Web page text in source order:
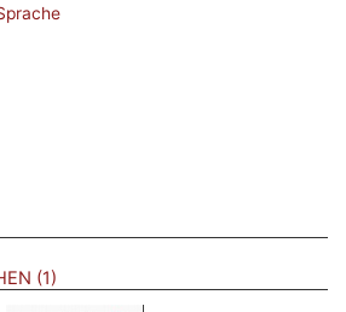
ODER ZULETZT ANGESEHENE
1 BROSCHÜREN